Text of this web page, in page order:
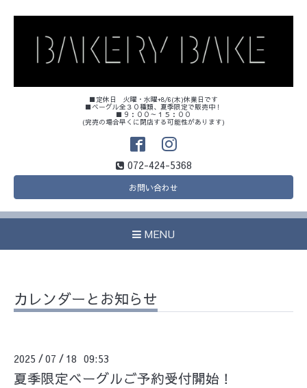
■定休日 火曜・水曜+8/6(木)休業日です
■ベーグル全３０種類、夏季限定で販売中！
■９：００～１５：００
(完売の場合早くに閉店する可能性があります)
072-424-5368
お問い合わせ
MENU
カレンダーとお知らせ
2025 /07 / 18 09:53
夏季限定ベーグルご予約受付開始！